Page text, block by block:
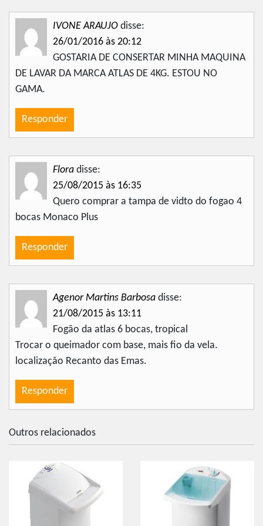
IVONE ARAUJO disse:
26/01/2016 às 20:12
GOSTARIA DE CONSERTAR MINHA MAQUINA
DE LAVAR DA MARCA ATLAS DE 4KG. ESTOU NO
GAMA.
Responder
Flora disse:
25/08/2015 às 16:35
Quero comprar a tampa de vidto do fogao 4
bocas Monaco Plus
Responder
Agenor Martins Barbosa disse:
21/08/2015 às 13:11
Fogão da atlas 6 bocas, tropical
Trocar o queimador com base, mais fio da vela.
localização Recanto das Emas.
Responder
Outros relacionados